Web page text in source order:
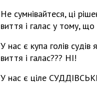
Не сумнівайтеся, ці
виття і галас у тому, що
У нас є купа голів
виття і галас??? НІ!
У нас є ціле